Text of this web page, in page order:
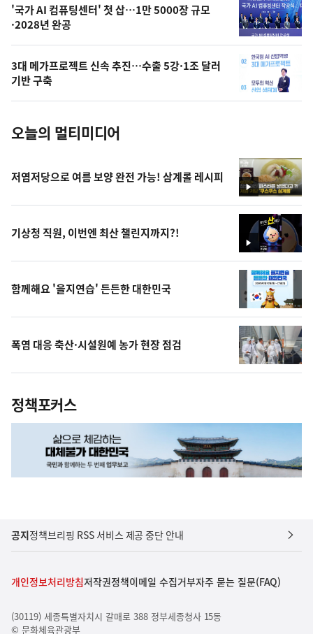
오
늘
사
진
'국가 AI 컴퓨팅센터' 첫 삽…1만 5000장 규모
·2028년 완공
3대 메가프로젝트 신속 추진…수출 5강·1조 달러
기반 구축
오늘의 멀티미디어
영
상
저염저당으로 여름 보양 완전 가능! 삼계롤 레시피
영
상
기상청 직원, 이번엔 최산 챌린지까지?!
함께해요 '을지연습' 든든한 대한민국
폭염 대응 축산·시설원예 농가 현장 점검
정책포커스
공지정책브리핑 RSS 서비스 제공 중단 안내
개인정보처리방침저작권정책이메일 수집거부자주 묻는 질문(FAQ)
(30119) 세종특별자치시 갈매로 388 정부세종청사 15동
© 문화체육관광부